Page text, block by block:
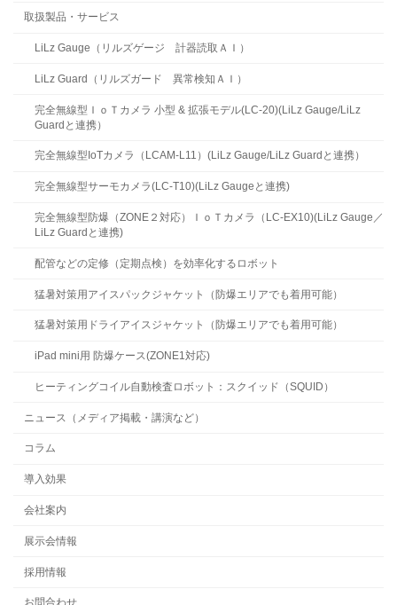
取扱製品・サービス
LiLz Gauge（リルズゲージ 計器読取ＡＩ）
LiLz Guard（リルズガード 異常検知ＡＩ）
完全無線型ＩｏＴカメラ 小型 & 拡張モデル(LC-20)(LiLz Gauge/LiLz
Guardと連携）
完全無線型IoTカメラ（LCAM-L11）(LiLz Gauge/LiLz Guardと連携）
完全無線型サーモカメラ(LC-T10)(LiLz Gaugeと連携)
完全無線型防爆（ZONE２対応）ＩｏＴカメラ（LC-EX10)(LiLz Gauge／
LiLz Guardと連携)
配管などの定修（定期点検）を効率化するロボット
猛暑対策用アイスパックジャケット（防爆エリアでも着用可能）
猛暑対策用ドライアイスジャケット（防爆エリアでも着用可能）
iPad mini用 防爆ケース(ZONE1対応)
ヒーティングコイル自動検査ロボット：スクイッド（SQUID）
ニュース（メディア掲載・講演など）
コラム
導入効果
会社案内
展示会情報
採用情報